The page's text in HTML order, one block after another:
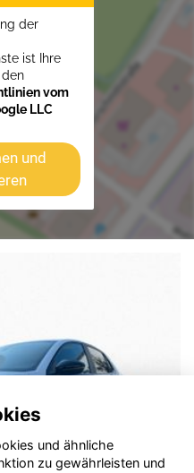
der
ist Ihre
vom
LLC
und
und ähnliche
zu gewährleisten und